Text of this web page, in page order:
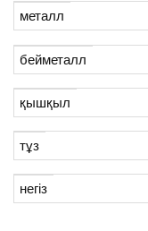
металл
бейметалл
қышқыл
тұз
негіз